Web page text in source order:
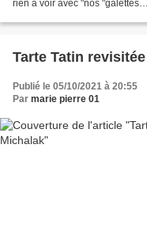
rien à voir avec "nos
Tarte Tatin
Publié le 05/10/2021 à 20:55
Par marie pierre 01